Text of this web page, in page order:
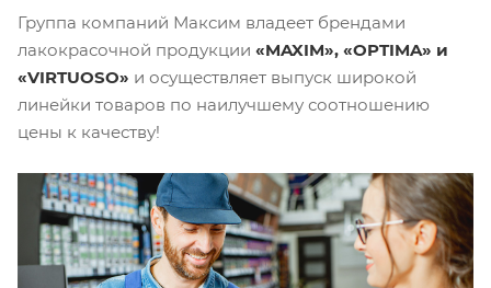
Группа компаний Максим владеет брендами
лакокрасочной продукции «MAXIM», «OPTIMA» и
«VIRTUOSO» и осуществляет выпуск широкой
линейки товаров по наилучшему соотношению
цены к качеству!